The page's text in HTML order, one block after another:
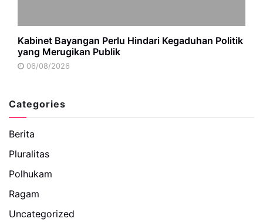
Kabinet Bayangan Perlu Hindari Kegaduhan Politik
yang Merugikan Publik
06/08/2026
Categories
Berita
Pluralitas
Polhukam
Ragam
Uncategorized